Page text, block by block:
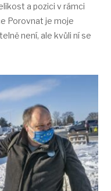
a pozici v rámci
Porovnat je moje
není, ale kvůli ní se